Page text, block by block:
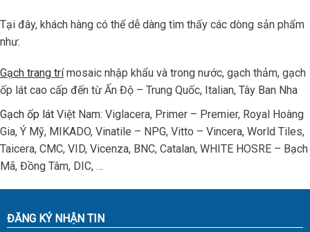
Tại đây, khách hàng có thể dễ dàng tìm thấy các dòng sản phẩm
như:
Gạch trang trímosaic nhập khẩu và trong nước, gạch thảm, gạch
ốp lát cao cấp đến từ Ấn Độ – Trung Quốc, Italian, Tây Ban Nha
Gạch ốp lát Việt Nam: Viglacera, Primer – Premier, Royal Hoàng
Gia, Ý Mỹ, MIKADO, Vinatile – NPG, Vitto – Vincera, World Tiles,
Taicera, CMC, VID, Vicenza, BNC, Catalan, WHITE HOSRE – Bạch
Mã, Đồng Tâm, DIC, …
ĐĂNG KÝ NHẬN TIN